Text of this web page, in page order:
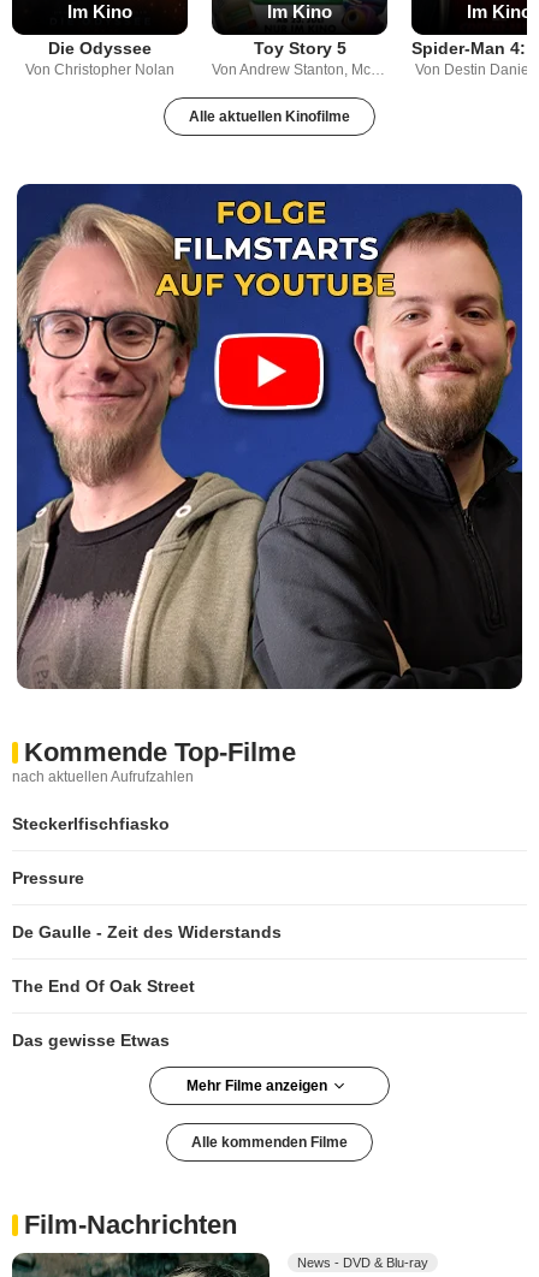
Im Kino
Die Odyssee
Von Christopher Nolan
Im Kino
Toy Story 5
Von Andrew Stanton, McKenna Harris
Im Kino
Von Destin Daniel
Alle aktuellen Kinofilme
Kommende Top-Filme
nach aktuellen Aufrufzahlen
Steckerlfischfiasko
Pressure
De Gaulle - Zeit des Widerstands
The End Of Oak Street
Das gewisse Etwas
Mehr Filme anzeigen
Exit 8
Alle kommenden Filme
Film-Nachrichten
News - DVD & Blu-ray